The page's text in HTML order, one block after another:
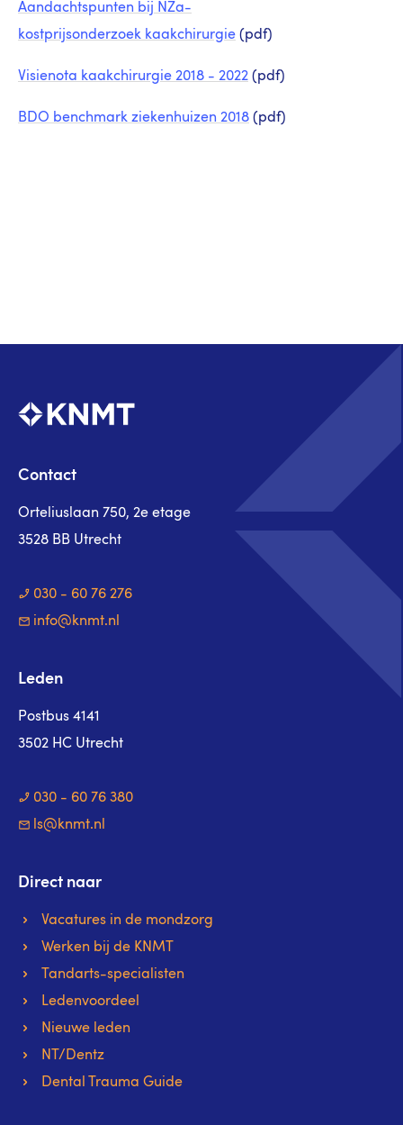
Aandachtspunten bij NZa-
kostprijsonderzoek kaakchirurgie (pdf)
Visienota kaakchirurgie 2018 - 2022 (pdf)
BDO benchmark ziekenhuizen 2018 (pdf)
Contact
Orteliuslaan 750, 2e etage
3528 BB Utrecht
030 - 60 76 276
info@knmt.nl
Leden
Postbus 4141
3502 HC Utrecht
030 - 60 76 380
ls@knmt.nl
Direct naar
Vacatures in de mondzorg
Werken bij de KNMT
Tandarts-specialisten
Ledenvoordeel
Nieuwe leden
NT/Dentz
Dental Trauma Guide